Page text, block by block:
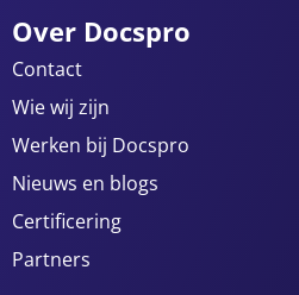
Over Docspro
Contact
Wie wij zijn
Werken bij Docspro
Nieuws en blogs
Certificering
Partners